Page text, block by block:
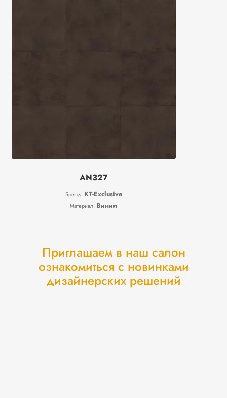
AN327
Бренд: KT-Exclusive
Материал: Винил
Приглашаем в наш салон
ознакомиться с новинками
дизайнерских решений